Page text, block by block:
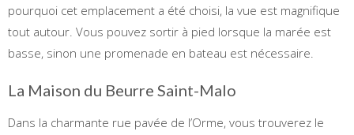
pourquoi cet emplacement a été choisi, la vue est magnifique
tout autour. Vous pouvez sortir à pied lorsque la marée est
basse, sinon une promenade en bateau est nécessaire.
La Maison du Beurre Saint-Malo
Dans la charmante rue pavée de l’Orme, vous trouverez le